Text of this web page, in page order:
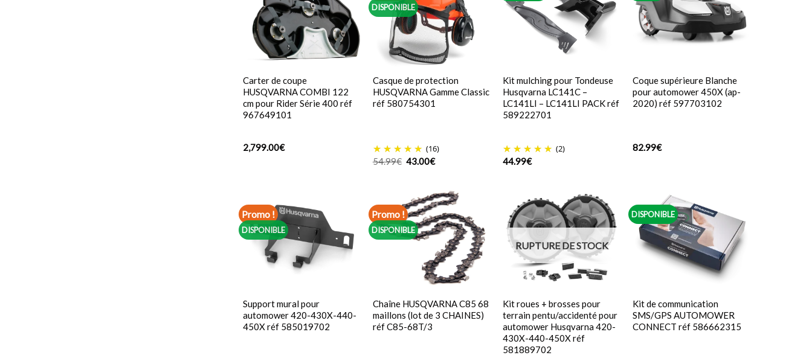
Carter de coupe
HUSQVARNA COMBI 122
cm pour Rider Série 400 réf
967649101
2,799.00€
DISPONIBLE
Casque de protection
HUSQVARNA Gamme Classic
réf 580754301
(16)
54.99€ Le
54.99€.
43.00€Le
43.00€.
Kit mulching pour Tondeuse
Husqvarna LC141C –
LC141LI – LC141LI PACK réf
589222701
(2)
44.99€
Coque supérieure Blanche
pour automower 450X (ap-
2020) réf 597703102
82.99€
Promo !
DISPONIBLE
Support mural pour
automower 420-430X-440-
450X réf 585019702
Promo !
DISPONIBLE
Chaîne HUSQVARNA C85 68
maillons (lot de 3 CHAINES)
réf C85-68T/3
RUPTURE DE STOCK
Kit roues + brosses pour
terrain pentu/accidenté pour
automower Husqvarna 420-
430X-440-450X réf
581889702
DISPONIBLE
Kit de communication
SMS/GPS AUTOMOWER
CONNECT réf 586662315